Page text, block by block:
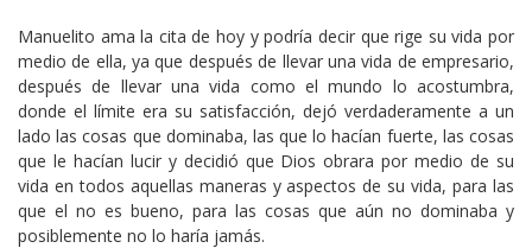
Manuelito ama la cita de hoy y podría decir que rige su vida por
medio de ella, ya que después de llevar una vida de empresario,
después de llevar una vida como el mundo lo acostumbra,
donde el límite era su satisfacción, dejó verdaderamente a un
lado las cosas que dominaba, las que lo hacían fuerte, las cosas
que le hacían lucir y decidió que Dios obrara por medio de su
vida en todos aquellas maneras y aspectos de su vida, para las
que el no es bueno, para las cosas que aún no dominaba y
posiblemente no lo haría jamás.